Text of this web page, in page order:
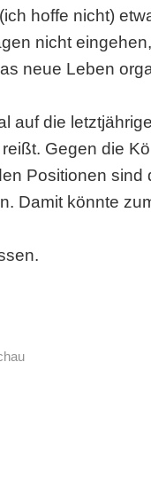
hoffe nicht)
nicht
neue Leben
auf die letztjährige
Gegen die
Positionen
Damit könnte